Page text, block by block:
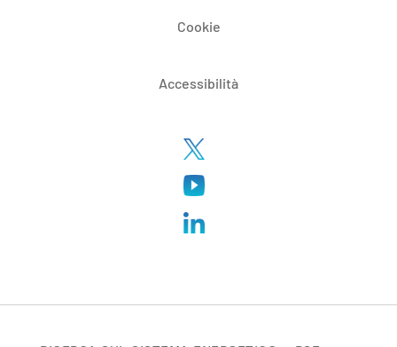
Cookie
Accessibilità